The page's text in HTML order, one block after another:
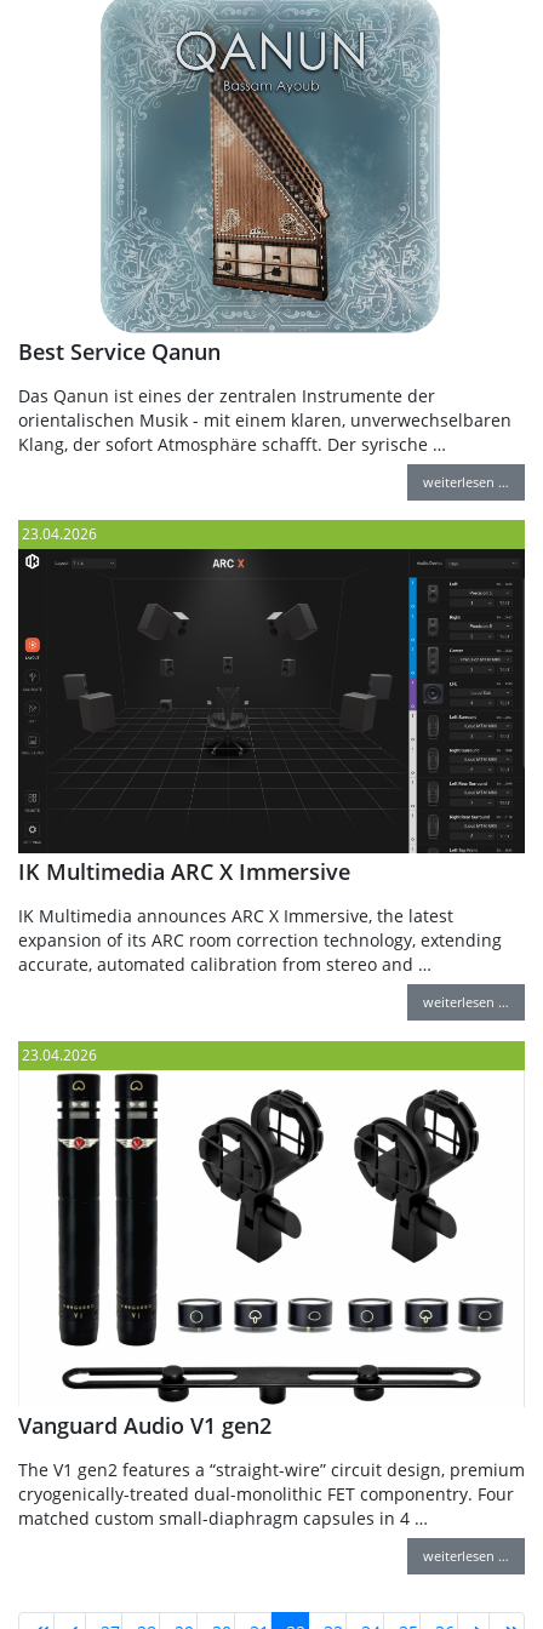
Best Service Qanun
Das Qanun ist eines der zentralen Instrumente der
orientalischen Musik - mit einem klaren, unverwechselbaren
Klang, der sofort Atmosphäre schafft. Der syrische …
weiterlesen …
23.04.2026
IK Multimedia ARC X Immersive
IK Multimedia announces ARC X Immersive, the latest
expansion of its ARC room correction technology, extending
accurate, automated calibration from stereo and …
weiterlesen …
23.04.2026
Vanguard Audio V1 gen2
The V1 gen2 features a “straight-wire” circuit design, premium
cryogenically-treated dual-monolithic FET componentry. Four
matched custom small-diaphragm capsules in 4 …
weiterlesen …